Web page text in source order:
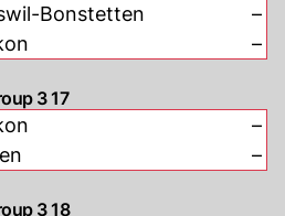
Bonstetten
–
–
3 17
–
–
3 18